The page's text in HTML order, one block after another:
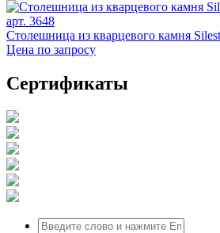
арт. 3648
Столешница из кварцевого камня
Цена по запросу
Сертификаты